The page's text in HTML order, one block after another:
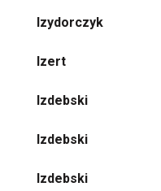
Izydorczyk
Izert
Izdebski
Izdebski
Izdebski